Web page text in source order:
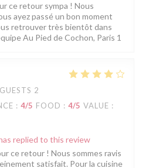
ce retour sympa ! Nous
ayez passé un bon moment
retrouver très bientôt dans
Au Pied de Cochon, Paris 1
2
: 4/5 FOOD : 4/5 VALUE :
replied to this review
ce retour ! Nous sommes ravis
satisfait. Pour la cuisine